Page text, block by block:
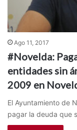
Ago 11, 2017
#Novelda:
entidades sin
2009 en
El Ayuntamiento de
pagar la deuda que